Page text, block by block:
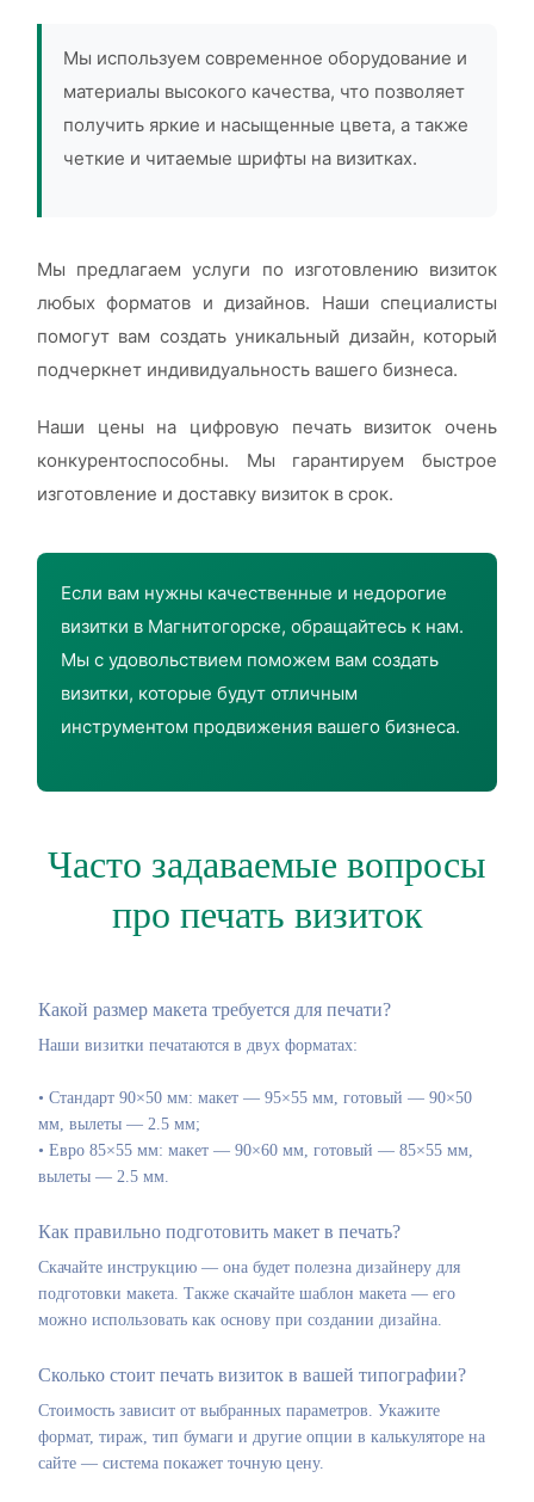
Мы используем современное оборудование и
материалы высокого качества, что позволяет
получить яркие и насыщенные цвета, а также
четкие и читаемые шрифты на визитках.
Мы предлагаем услуги по изготовлению визиток
любых форматов и дизайнов. Наши специалисты
помогут вам создать уникальный дизайн, который
подчеркнет индивидуальность вашего бизнеса.
Наши цены на цифровую печать визиток очень
конкурентоспособны. Мы гарантируем быстрое
изготовление и доставку визиток в срок.
Если вам нужны качественные и недорогие
визитки в Магнитогорске, обращайтесь к нам.
Мы с удовольствием поможем вам создать
визитки, которые будут отличным
инструментом продвижения вашего бизнеса.
Часто задаваемые вопросы
про печать визиток
Какой размер макета требуется для печати?
Наши визитки печатаются в двух форматах:
• Стандарт 90×50 мм: макет — 95×55 мм, готовый — 90×50
мм, вылеты — 2.5 мм;
• Евро 85×55 мм: макет — 90×60 мм, готовый — 85×55 мм,
вылеты — 2.5 мм.
Как правильно подготовить макет в печать?
Скачайте инструкцию — она будет полезна дизайнеру для
подготовки макета. Также скачайте шаблон макета — его
можно использовать как основу при создании дизайна.
Сколько стоит печать визиток в вашей типографии?
Стоимость зависит от выбранных параметров. Укажите
формат, тираж, тип бумаги и другие опции в калькуляторе на
сайте — система покажет точную цену.